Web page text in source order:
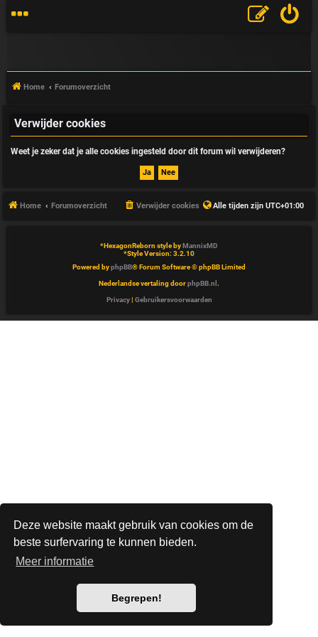
Deze website maakt gebruik van cookies om de
beste surfervaring te kunnen bieden.
Meer informatie
Begrepen!
V
Home Forumoverzicht
Verwijder cookies
Weet je zeker dat je alle cookies ingesteld door dit forum wil verwijderen?
Home Forumoverzicht Alle tijden zijn UTC+01:00
Verwijder cookies
*HexagonReborn style byMannixMD
*Style Version: 3.2.10
Powered byphpBB® Forum Software © phpBB Limited
Nederlandse vertaling doorphpBB.nl .
Privacy| Gebruikersvoorwaarden